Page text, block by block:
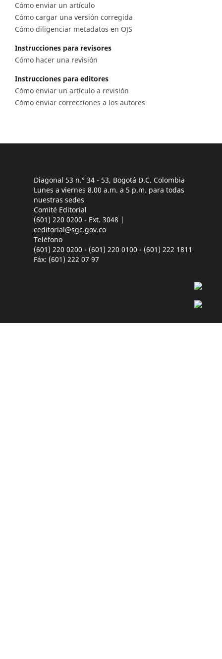
Cómo enviar un artículo
Cómo cargar una versión corregida
Cómo diligenciar metadatos en OJS
Instrucciones para revisores
Cómo hacer una revisión
Instrucciones para editores
Cómo enviar un artículo a revisión
Cómo enviar correcciones a los autores
Diagonal 53 n.° 34 - 53, Bogotá D.C. Colombia
Lunes a viernes 8.00 a.m. a 5 p.m. para todas
nuestras sedes
Comité Editorial
(601) 220 0200 - Ext. 3048 |
ceditorial@sgc.gov.co
Teléfono
(601) 220 0200 - (601) 220 0100 - (601) 222 1811
Fáx: (601) 222 07 97